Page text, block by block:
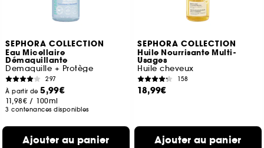
SEPHORA COLLECTION
Eau Micellaire
Démaquillante
Demaquille + Protège
297
À partir de5,99€
11,98€ / 100ml
3 contenances disponibles
Ajouter au panier
SEPHORA COLLECTION
Huile Nourrisante Multi-
Usages
Huile cheveux
158
18,99€
Ajouter au panier